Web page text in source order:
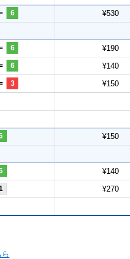
6 ¥530
6 ¥190
6 ¥140
3 ¥150
¥150
¥140
¥270